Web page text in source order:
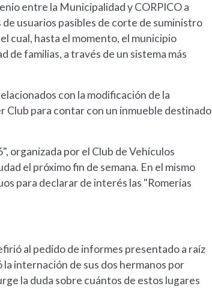
entre la Municipalidad y CORPICO a
usuarios pasibles de corte de suministro
cual, hasta el momento, el municipio
de familias, a través de un sistema más
con la modificación de la
Club para contar con un inmueble destinado
organizada por el Club de Vehículos
el próximo fin de semana. En el mismo
para declarar de interés las "Romerías
al pedido de informes presentado a raíz
internación de sus dos hermanos por
la duda sobre cuántos de estos lugares